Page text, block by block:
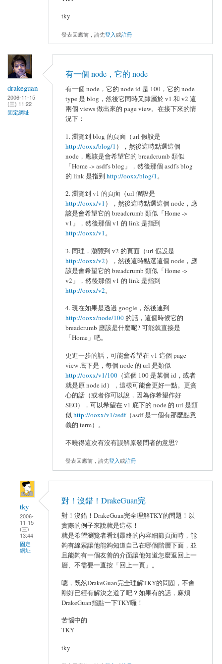
tky
發表回應前，請先登入或註冊
drakeguan
2006-11-15
(三) 11:22
固定網址
有一個 node，它的 node
有一個 node，它的 node id 是 100，它的 node
type 是 blog，然後它同時又隸屬於 v1 和 v2 這
兩個 views 做出來的 page view。在接下來的情
況下：
1. 瀏覽到 blog 的頁面（url 假設是
http://ooxx/blog/1 ），然後這時點選這個
node，應該是會希望它的 breadcrumb 類似
「Home -> asdf's blog」，然後那個 asdf's blog
的 link 是指到 http://ooxx/blog/1 。
2. 瀏覽到 v1 的頁面（url 假設是
http://ooxx/v1 ），然後這時點選這個 node，應
該是會希望它的 breadcrumb 類似「Home ->
v1」，然後那個 v1 的 link 是指到
http://ooxx/v1。
3. 同理，瀏覽到 v2 的頁面（url 假設是
http://ooxx/v2），然後這時點選這個 node，應
該是會希望它的 breadcrumb 類似「Home ->
v2」，然後那個 v1 的 link 是指到
http://ooxx/v2。
4. 現在如果是透過 google，然後連到
http://ooxx/node/100 的話，這個時候它的
breadcrumb 應該是什麼呢? 可能就直接是
「Home」吧。
更進一步的話，可能會希望在 v1 這個 page
view 底下是，每個 node 的 url 是類似
http://ooxx/v1/100 （這個 100 是某個 id，或者
就是原 node id），這樣可能會更好一點。更貪
心的話（或者你可以說，因為你希望作好
SEO），可以希望在 v1 底下的 node 的 url 是類
似http://ooxx/v1/asdf（asdf 是一個有那麼點意
義的 term）。
不曉得這次有沒有誤解原發問者的意思?
發表回應前，請先登入或註冊
tky
2006-
11-15
(三)
13:44
固定
網址
對！沒錯！DrakeGuan完
對！沒錯！DrakeGuan完全理解TKY的問題！以
實際的例子來說就是這樣！
就是希望瀏覽者看到最終的內容細節頁面時，能
夠有線索讓他能夠知道自己在哪個階層下面，並
且能夠有一個友善的介面讓他知道怎麼返回上一
層、不需要一直按「回上一頁」。
嗯，既然DrakeGuan完全理解TKY的問題，不會
剛好已經有解決之道了吧？如果有的話，麻煩
DrakeGuan指點一下TKY囉！
苦惱中的
TKY
tky